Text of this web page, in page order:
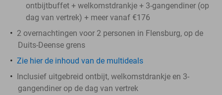
ontbijtbuffet + welkomstdrankje + 3-gangendiner (op
dag van vertrek) + meer vanaf €176
2 overnachtingen voor 2 personen in Flensburg, op de
Duits-Deense grens
Zie hier de inhoud van de multideals
Inclusief uitgebreid ontbijt, welkomstdrankje en 3-
gangendiner op de dag van vertrek